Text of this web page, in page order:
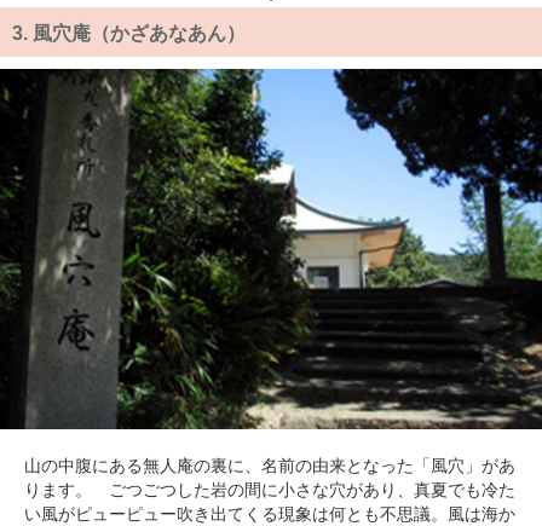
3. 風穴庵（かざあなあん）
山の中腹にある無人庵の裏に、名前の由来となった「風穴」があ
ります。 ごつごつした岩の間に小さな穴があり、真夏でも冷た
い風がピューピュー吹き出てくる現象は何とも不思議。風は海か